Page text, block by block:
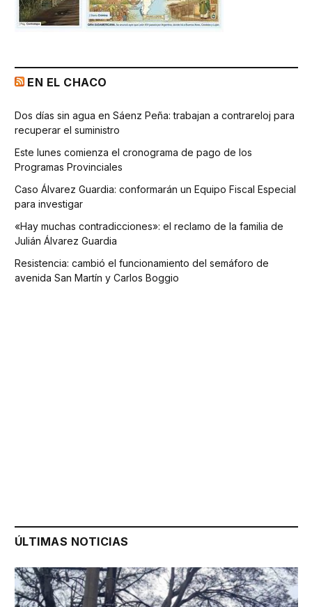
EN EL CHACO
Dos días sin agua en Sáenz Peña: trabajan a contrareloj para
recuperar el suministro
Este lunes comienza el cronograma de pago de los
Programas Provinciales
Caso Álvarez Guardia: conformarán un Equipo Fiscal Especial
para investigar
«Hay muchas contradicciones»: el reclamo de la familia de
Julián Álvarez Guardia
Resistencia: cambió el funcionamiento del semáforo de
avenida San Martín y Carlos Boggio
ÚLTIMAS NOTICIAS